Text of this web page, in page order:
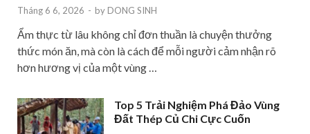
Tháng 6 6, 2026 - by DONG SINH
Ẩm thực từ lâu không chỉ đơn thuần là chuyện thưởng
thức món ăn, mà còn là cách để mỗi người cảm nhận rõ
hơn hương vị của một vùng …
Top 5 Trải Nghiệm Phá Đảo Vùng
Đất Thép Củ Chi Cực Cuốn